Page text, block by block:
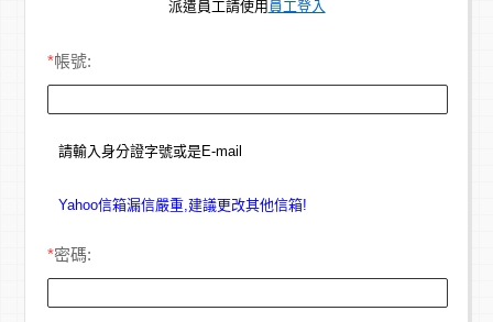
派遣員工請使用 員工登入
*帳號:
請輸入身分證字號或是E-mail
Yahoo信箱漏信嚴重,建議更改其他信箱!
*密碼: